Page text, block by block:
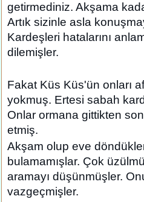
getirmediniz. Akşama
Artık sizinle asla
Kardeşleri hatalarını
dilemişler.
Fakat Küs Küs'ün onları
yokmuş. Ertesi sabah
Onlar ormana gittikten
etmiş.
Akşam olup eve
bulamamışlar. Çok
aramayı düşünmüşler.
vazgeçmişler.